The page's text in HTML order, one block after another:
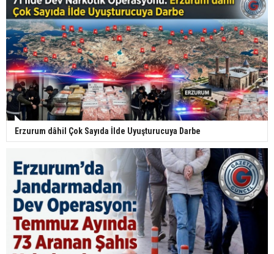
Erzurum dâhil Çok Sayıda İlde Uyuşturucuya Darbe